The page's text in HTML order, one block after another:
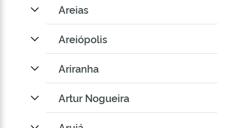
Areias
Areiópolis
Ariranha
Artur Nogueira